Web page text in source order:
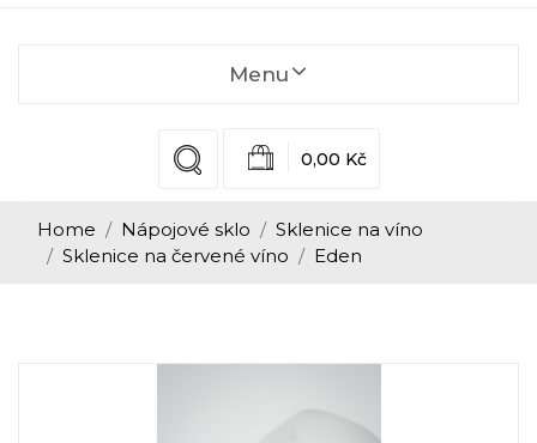
Menu
0,00 Kč
Home Nápojové sklo
Sklenice na víno
Sklenice na červené víno
Eden